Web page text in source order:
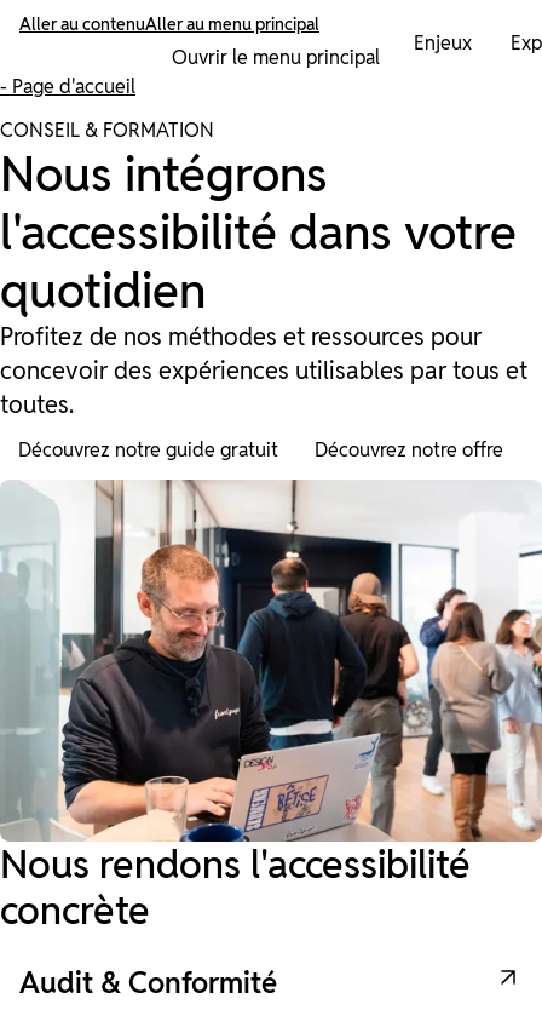
Aller au contenuAller au menu principal
- Page d'accueil
Ouvrir le menu principal
Enjeux
CONSEIL & FORMATION
Nous intégrons
l'accessibilité dans votre
quotidien
Profitez de nos méthodes et ressources pour
concevoir des expériences utilisables par tous et
toutes.
Découvrez notre guide gratuit Découvrez notre offre
Nous rendons l'accessibilité
concrète
Audit & Conformité